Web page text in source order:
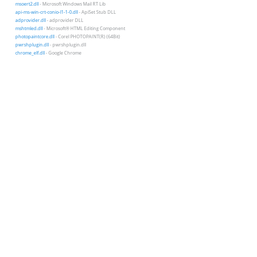
msoert2.dll- Microsoft Windows Mail RT Lib
api-ms-win-crt-conio-l1-1-0.dll- ApiSet Stub DLL
adprovider.dll- adprovider DLL
mshtmled.dll- Microsoft® HTML Editing Component
photopaintcore.dll- Corel PHOTOPAINT(R) (64Bit)
pwrshplugin.dll- pwrshplugin.dll
chrome_elf.dll- Google Chrome